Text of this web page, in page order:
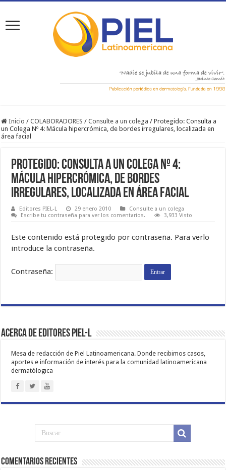
Inicio / COLABORADORES / Consulte a un colega / Protegido: Consulta a
un Colega Nº 4: Mácula hipercrómica, de bordes irregulares, localizada en
área facial
Protegido: Consulta a un Colega Nº 4:
Mácula hipercrómica, de bordes
irregulares, localizada en área facial
Editores PIEL-L 29 enero 2010
Consulte a un colega
Escribe tu contraseña para ver los comentarios.
3,933 Visto
Este contenido está protegido por contraseña. Para verlo
introduce la contraseña.
Contraseña:
Acerca de Editores PIEL-L
Mesa de redacción de Piel Latinoamericana. Donde recibimos casos,
aportes e información de interés para la comunidad latinoamericana
dermatólogica
Comentarios Recientes